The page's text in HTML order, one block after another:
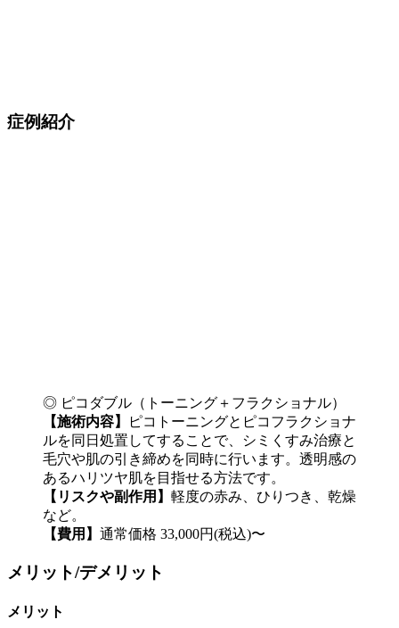
症例紹介
◎ ピコダブル（トーニング＋フラクショナル）
【施術内容】
ピコトーニングとピコフラクショナ
ルを同日処置してすることで、シミくすみ治療と
毛穴や肌の引き締めを同時に行います。透明感の
あるハリツヤ肌を目指せる方法です。
【リスクや副作用】 軽度の赤み、ひりつき、乾燥
など。
【費用】 通常価格 33,000円(税込)〜
メリット/デメリット
メリット